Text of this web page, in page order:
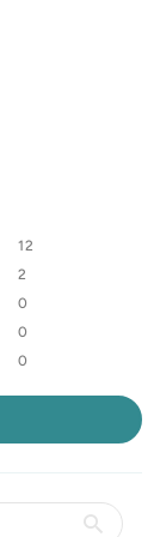
12
2
0
0
0